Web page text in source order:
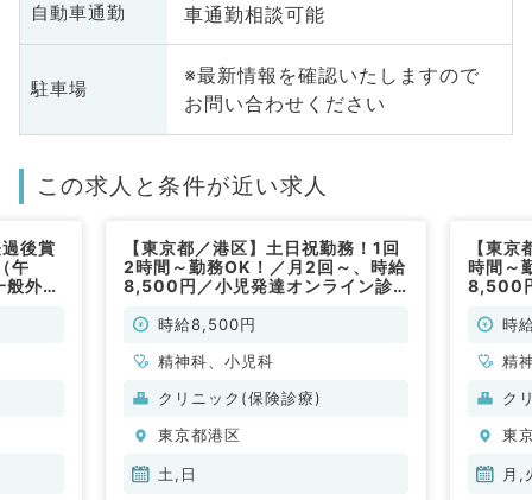
自動車通勤 車通勤相談可能
駐車場
※最新情報を確認いたしますので
お問い合わせください
この求人と条件が近い求人
後賞
午
外来
【東京都／港区】土日祝勤務！1回
2時間～勤務OK！／月2回～、時給
8,500円／小児発達オンライン診
時給8,500円
精神科、小児科
クリニック(保険診療)
東京都港区
土,日
【東
時間～
8,500
時
精
ク
東
月,